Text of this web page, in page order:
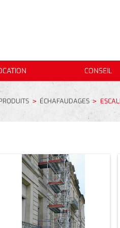
CONSEIL
CONSEIL
ÉCHAFAUDAGES